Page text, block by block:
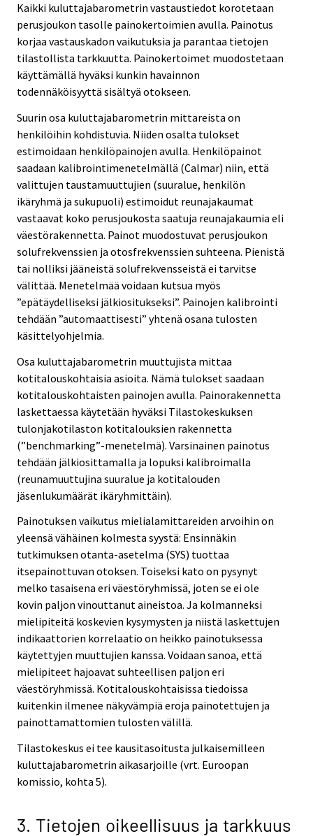
Kaikki kuluttajabarometrin vastaustiedot korotetaan
perusjoukon tasolle painokertoimien avulla. Painotus
korjaa vastauskadon vaikutuksia ja parantaa tietojen
tilastollista tarkkuutta. Painokertoimet muodostetaan
käyttämällä hyväksi kunkin havainnon
todennäköisyyttä sisältyä otokseen.
Suurin osa kuluttajabarometrin mittareista on
henkilöihin kohdistuvia. Niiden osalta tulokset
estimoidaan henkilöpainojen avulla. Henkilöpainot
saadaan kalibrointimenetelmällä (Calmar) niin, että
valittujen taustamuuttujien (suuralue, henkilön
ikäryhmä ja sukupuoli) estimoidut reunajakaumat
vastaavat koko perusjoukosta saatuja reunajakaumia eli
väestörakennetta. Painot muodostuvat perusjoukon
solufrekvenssien ja otosfrekvenssien suhteena. Pienistä
tai nolliksi jääneistä solufrekvensseistä ei tarvitse
välittää. Menetelmää voidaan kutsua myös
”epätäydelliseksi jälkiositukseksi”. Painojen kalibrointi
tehdään ”automaattisesti” yhtenä osana tulosten
käsittelyohjelmia.
Osa kuluttajabarometrin muuttujista mittaa
kotitalouskohtaisia asioita. Nämä tulokset saadaan
kotitalouskohtaisten painojen avulla. Painorakennetta
laskettaessa käytetään hyväksi Tilastokeskuksen
tulonjakotilaston kotitalouksien rakennetta
(”benchmarking”-menetelmä). Varsinainen painotus
tehdään jälkiosittamalla ja lopuksi kalibroimalla
(reunamuuttujina suuralue ja kotitalouden
jäsenlukumäärät ikäryhmittäin).
Painotuksen vaikutus mielialamittareiden arvoihin on
yleensä vähäinen kolmesta syystä: Ensinnäkin
tutkimuksen otanta-asetelma (SYS) tuottaa
itsepainottuvan otoksen. Toiseksi kato on pysynyt
melko tasaisena eri väestöryhmissä, joten se ei ole
kovin paljon vinouttanut aineistoa. Ja kolmanneksi
mielipiteitä koskevien kysymysten ja niistä laskettujen
indikaattorien korrelaatio on heikko painotuksessa
käytettyjen muuttujien kanssa. Voidaan sanoa, että
mielipiteet hajoavat suhteellisen paljon eri
väestöryhmissä. Kotitalouskohtaisissa tiedoissa
kuitenkin ilmenee näkyvämpiä eroja painotettujen ja
painottamattomien tulosten välillä.
Tilastokeskus ei tee kausitasoitusta julkaisemilleen
kuluttajabarometrin aikasarjoille (vrt. Euroopan
komissio, kohta 5).
3. Tietojen oikeellisuus ja tarkkuus